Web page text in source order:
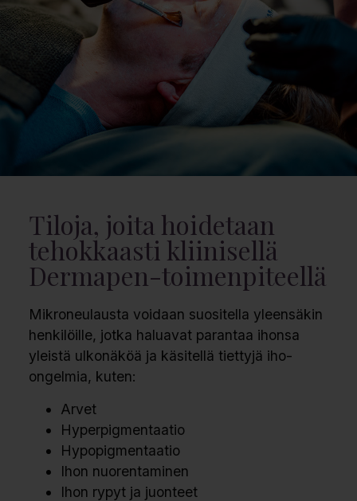
Tiloja, joita hoidetaan
tehokkaasti kliinisellä
Dermapen-toimenpiteellä
Mikroneulausta voidaan suositella yleensäkin
henkilöille, jotka haluavat parantaa ihonsa
yleistä ulkonäköä ja käsitellä tiettyjä iho-
ongelmia, kuten:
Arvet
Hyperpigmentaatio
Hypopigmentaatio
Ihon nuorentaminen
Ihon rypyt ja juonteet